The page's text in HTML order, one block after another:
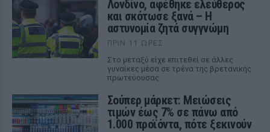
Λονδίνο, αφέθηκε ελεύθερος
και σκότωσε ξανά – Η
αστυνομία ζητά συγγνώμη
ΠΡΙΝ 11 ΏΡΕΣ
Στο μεταξύ είχε επιτεθεί σε άλλες
γυναίκες μέσα σε τρένα της βρετανικής
πρωτεύουσας
Σούπερ μάρκετ: Μειώσεις
τιμών έως 7% σε πάνω από
1.000 προϊόντα, πότε ξεκινούν